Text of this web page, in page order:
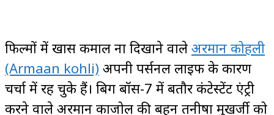
फिल्मों में खास कमाल ना दिखाने वाले अरमान कोहली
(Armaan kohli) अपनी पर्सनल लाइफ के कारण
चर्चा में रह चुके हैं। बिग बॉस-7 में बतौर कंटेस्टेंट एंट्री
करने वाले अरमान काजोल की बहन तनीषा मुखर्जी को